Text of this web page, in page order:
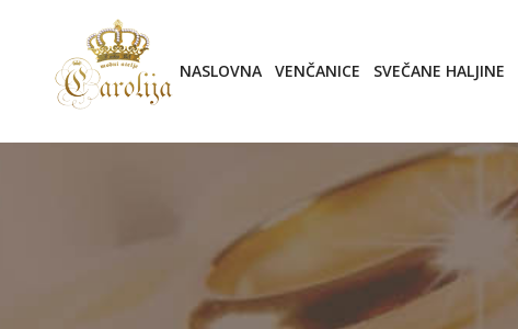
NASLOVNA VENČANICE SVEČANE HALJINE